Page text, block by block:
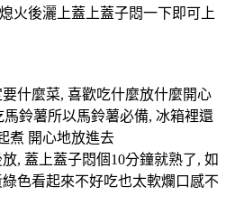
後灑上蓋上蓋子悶一下即可上
什麼菜, 喜歡吃什麼放什麼開心
鈴薯所以馬鈴薯必備, 冰箱裡還
煮 開心地放進去
, 蓋上蓋子悶個10分鐘就熟了, 如
色看起來不好吃也太軟爛口感不